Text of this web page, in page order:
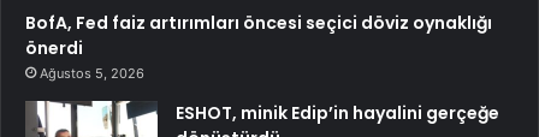
BofA, Fed faiz artırımları öncesi seçici döviz oynaklığı
önerdi
Ağustos 5, 2026
ESHOT, minik Edip’in hayalini gerçeğe